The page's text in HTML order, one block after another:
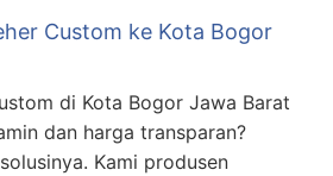
Custom ke Kota Bogor
di Kota Bogor Jawa Barat
dan harga transparan?
Kami produsen